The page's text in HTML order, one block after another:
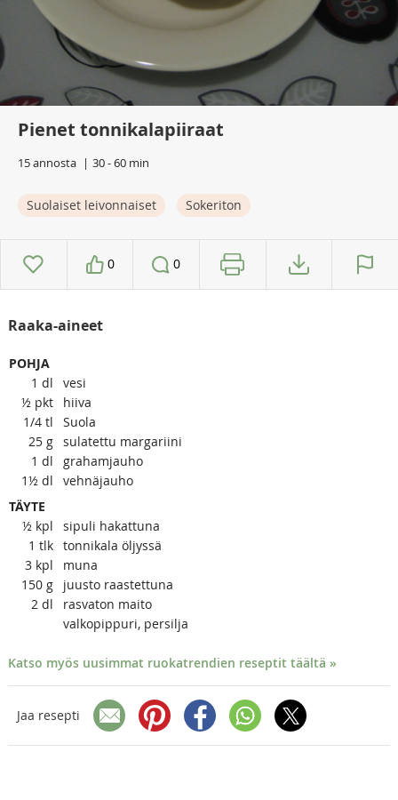
Pienet tonnikalapiiraat
15 annosta 30 - 60 min
Suolaiset leivonnaiset Sokeriton
0 0
Raaka-aineet
POHJA
1 dl
vesi
½ pkt
hiiva
1/4 tl
Suola
25 g sulatettu margariini
1 dl
grahamjauho
1½ dl
vehnäjauho
TÄYTE
½ kpl
sipuli hakattuna
1 tlk tonnikala öljyssä
3 kpl
muna
150 g
juusto raastettuna
2 dl
rasvaton maito
valkopippuri, persilja
Katso myös uusimmat ruokatrendien reseptit täältä »
Jaa resepti